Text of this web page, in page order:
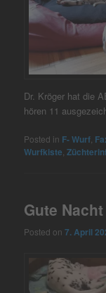
Dr. Kröger hat die
hören 11
Posted in F- Wurf
Wurfkiste ,
Gute Nacht
Posted on7. April